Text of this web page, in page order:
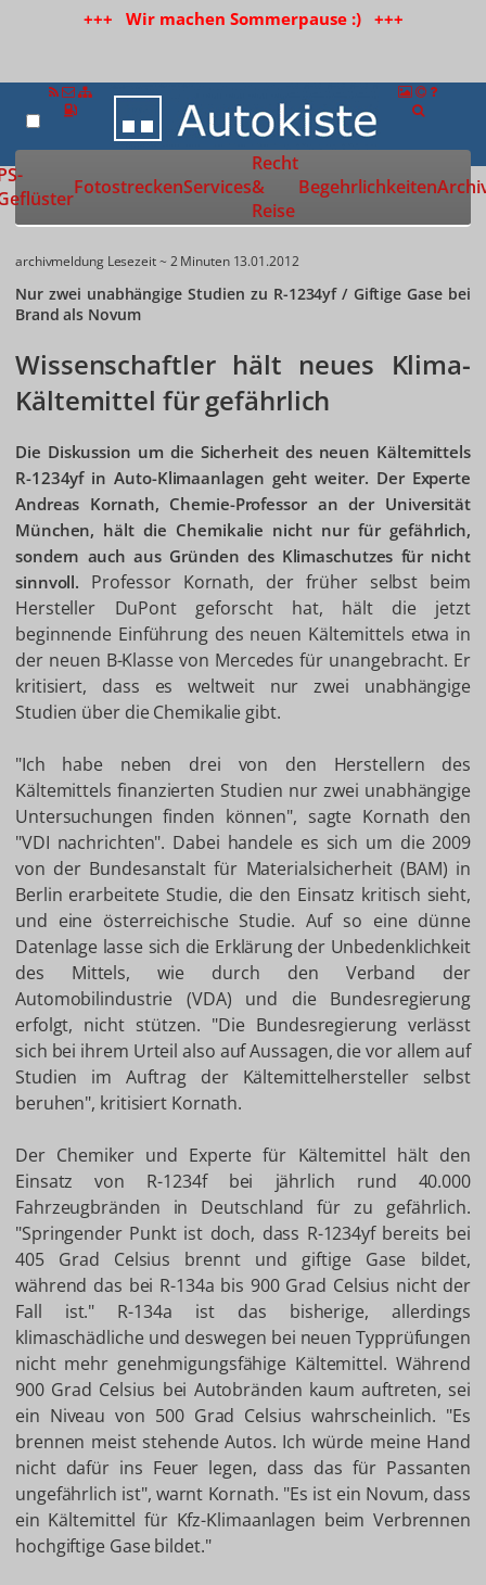
+++ Wir machen Sommerpause :) +++
Zur Startseite
FotostreckenServices
Recht
&
Reise
Begehrlichkeiten
archivmeldung Lesezeit ~ 2 Minuten 13.01.2012
Nur zwei unabhängige Studien zu R-1234yf / Giftige Gase bei
Brand als Novum
Wissenschaftler hält neues Klima-
Kältemittel für gefährlich
Die Diskussion um die Sicherheit des neuen Kältemittels
R-1234yf in Auto-Klimaanlagen geht weiter. Der Experte
Andreas Kornath, Chemie-Professor an der Universität
München, hält die Chemikalie nicht nur für gefährlich,
sondern auch aus Gründen des Klimaschutzes für nicht
sinnvoll. Professor Kornath, der früher selbst beim
Hersteller DuPont geforscht hat, hält die jetzt
beginnende Einführung des neuen Kältemittels etwa in
der neuen B-Klasse von Mercedes für unangebracht. Er
kritisiert, dass es weltweit nur zwei unabhängige
Studien über die Chemikalie gibt.
"Ich habe neben drei von den Herstellern des
Kältemittels finanzierten Studien nur zwei unabhängige
Untersuchungen finden können", sagte Kornath den
"VDI nachrichten". Dabei handele es sich um die 2009
von der Bundesanstalt für Materialsicherheit (BAM) in
Berlin erarbeitete Studie, die den Einsatz kritisch sieht,
und eine österreichische Studie. Auf so eine dünne
Datenlage lasse sich die Erklärung der Unbedenklichkeit
des Mittels, wie durch den Verband der
Automobilindustrie (VDA) und die Bundesregierung
erfolgt, nicht stützen. "Die Bundesregierung verlässt
sich bei ihrem Urteil also auf Aussagen, die vor allem auf
Studien im Auftrag der Kältemittelhersteller selbst
beruhen", kritisiert Kornath.
Der Chemiker und Experte für Kältemittel hält den
Einsatz von R-1234f bei jährlich rund 40.000
Fahrzeugbränden in Deutschland für zu gefährlich.
"Springender Punkt ist doch, dass R-1234yf bereits bei
405 Grad Celsius brennt und giftige Gase bildet,
während das bei R-134a bis 900 Grad Celsius nicht der
Fall ist." R-134a ist das bisherige, allerdings
klimaschädliche und deswegen bei neuen Typprüfungen
nicht mehr genehmigungsfähige Kältemittel. Während
900 Grad Celsius bei Autobränden kaum auftreten, sei
ein Niveau von 500 Grad Celsius wahrscheinlich. "Es
brennen meist stehende Autos. Ich würde meine Hand
nicht dafür ins Feuer legen, dass das für Passanten
ungefährlich ist", warnt Kornath. "Es ist ein Novum, dass
ein Kältemittel für Kfz-Klimaanlagen beim Verbrennen
hochgiftige Gase bildet."